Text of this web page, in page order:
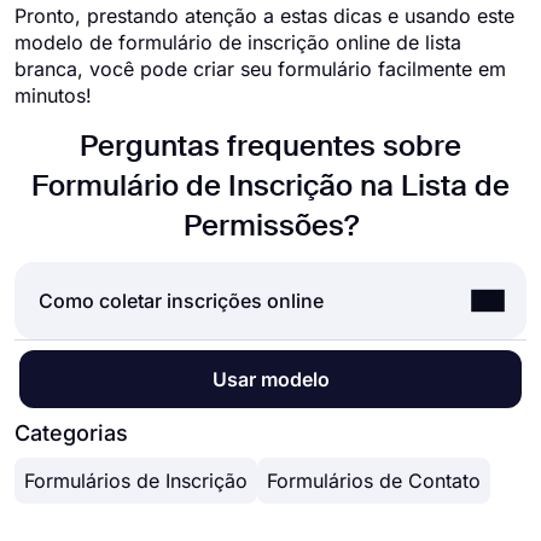
Pronto, prestando atenção a estas dicas e usando este
modelo de formulário de inscrição online de lista
branca, você pode criar seu formulário facilmente em
minutos!
Perguntas frequentes sobre
Formulário de Inscrição na Lista de
Permissões?
Como coletar inscrições online
Aceitar inscrições online é uma norma para quase
todas as empresas hoje. Quer se trate de
candidaturas a empregos, estágios ou bolsas de
economizar tempo e muito esforço. Mas como
Usar modelo
Categorias
Formulários de Inscrição Formulários de Contato